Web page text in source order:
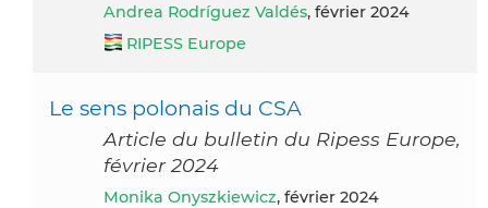
Andrea Rodríguez Valdés, février 2024
RIPESS Europe
Le sens polonais du CSA
Article du bulletin du Ripess Europe,
février 2024
Monika Onyszkiewicz, février 2024